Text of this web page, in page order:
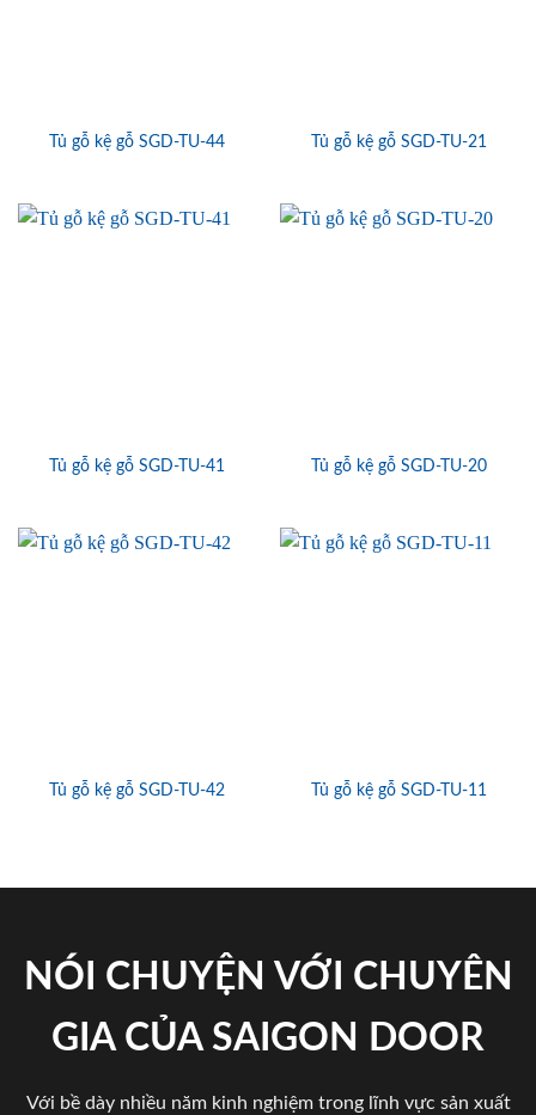
Tủ gỗ kệ gỗ SGD-TU-44 Tủ gỗ kệ gỗ SGD-TU-21
Tủ gỗ kệ gỗ SGD-TU-41 Tủ gỗ kệ gỗ SGD-TU-20
Tủ gỗ kệ gỗ SGD-TU-42 Tủ gỗ kệ gỗ SGD-TU-11
NÓI CHUYỆN VỚI CHUYÊN
GIA CỦA SAIGON DOOR
Với bề dày nhiều năm kinh nghiệm trong lĩnh vực sản xuất